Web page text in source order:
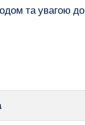
та увагою до